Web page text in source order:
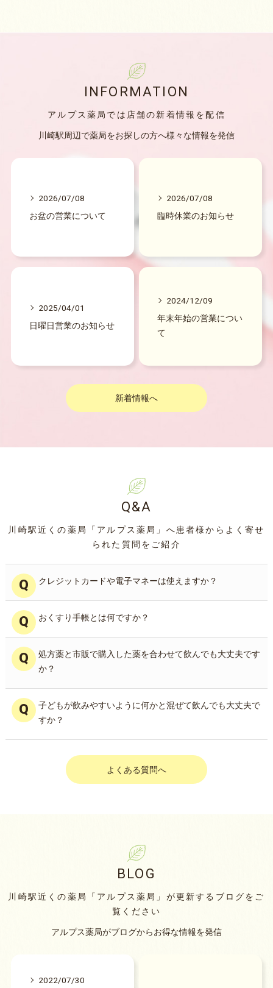
アルプス薬局では店舗の新着情報を配信
INFORMATION
川崎駅周辺で薬局をお探しの方へ様々な情報を発信
2026/07/08
お盆の営業について
2026/07/08
臨時休業のお知らせ
2025/04/01
日曜日営業のお知らせ
2024/12/09
年末年始の営業につい
て
新着情報へ
川崎駅近くの薬局「アルプス薬局」へ患者様からよく寄せ
られた質問をご紹介
Q&A
クレジットカードや電子マネーは使えますか？
おくすり手帳とは何ですか？
処方薬と市販で購入した薬を合わせて飲んでも大丈夫です
か？
子どもが飲みやすいように何かと混ぜて飲んでも大丈夫で
すか？
よくある質問へ
川崎駅近くの薬局「アルプス薬局」が更新するブログをご
覧ください
BLOG
アルプス薬局がブログからお得な情報を発信
2022/07/30